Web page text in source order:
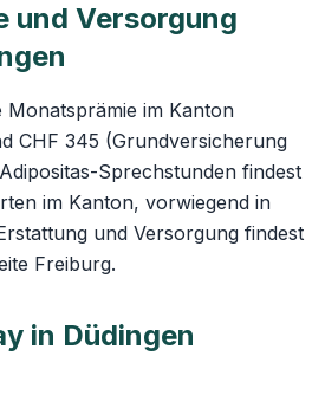
und Versorgung
Monatsprämie im Kanton
CHF 345 (Grundversicherung
Sprechstunden findest
im Kanton, vorwiegend in
und Versorgung findest
Freiburg.
in Düdingen